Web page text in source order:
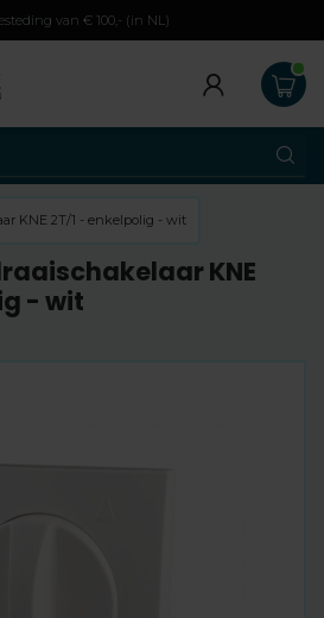
van € 100,- (in NL)
KNE 2T/1 - enkelpolig - wit
KNE
- wit